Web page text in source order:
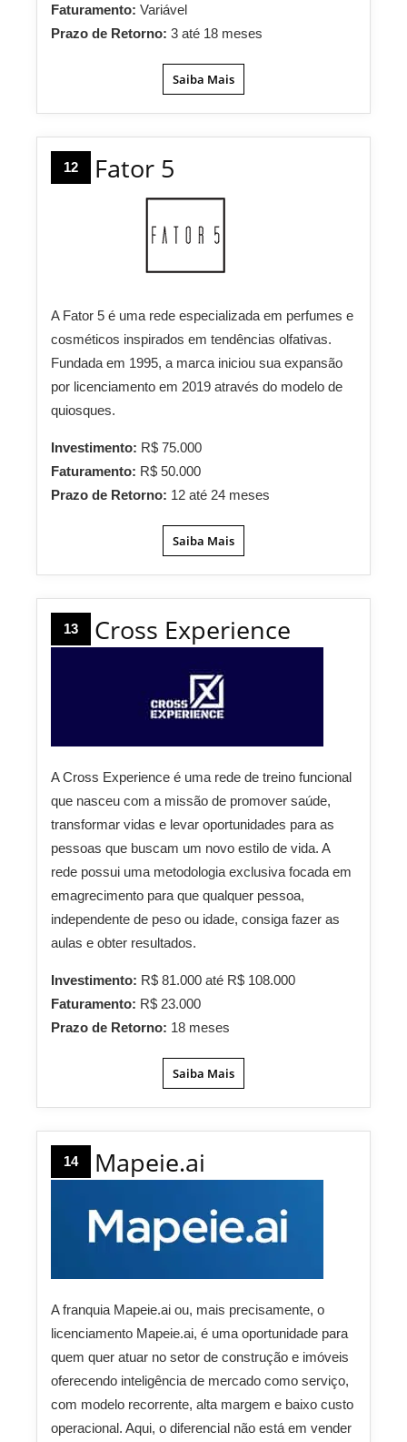
Faturamento: Variável
Prazo de Retorno: 3 até 18 meses
Saiba Mais
12 Fator 5
A Fator 5 é uma rede especializada em perfumes e
cosméticos inspirados em tendências olfativas.
Fundada em 1995, a marca iniciou sua expansão
por licenciamento em 2019 através do modelo de
quiosques.
Investimento: R$ 75.000
Faturamento: R$ 50.000
Prazo de Retorno: 12 até 24 meses
Saiba Mais
13 Cross Experience
A Cross Experience é uma rede de treino funcional
que nasceu com a missão de promover saúde,
transformar vidas e levar oportunidades para as
pessoas que buscam um novo estilo de vida. A
rede possui uma metodologia exclusiva focada em
emagrecimento para que qualquer pessoa,
independente de peso ou idade, consiga fazer as
aulas e obter resultados.
Investimento: R$ 81.000 até R$ 108.000
Faturamento: R$ 23.000
Prazo de Retorno: 18 meses
Saiba Mais
14 Mapeie.ai
A franquia Mapeie.ai ou, mais precisamente, o
licenciamento Mapeie.ai, é uma oportunidade para
quem quer atuar no setor de construção e imóveis
oferecendo inteligência de mercado como serviço,
com modelo recorrente, alta margem e baixo custo
operacional. Aqui, o diferencial não está em vender